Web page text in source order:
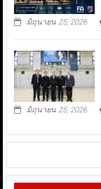
มิถุนายน 25, 2026
มิถุนายน 25, 2026